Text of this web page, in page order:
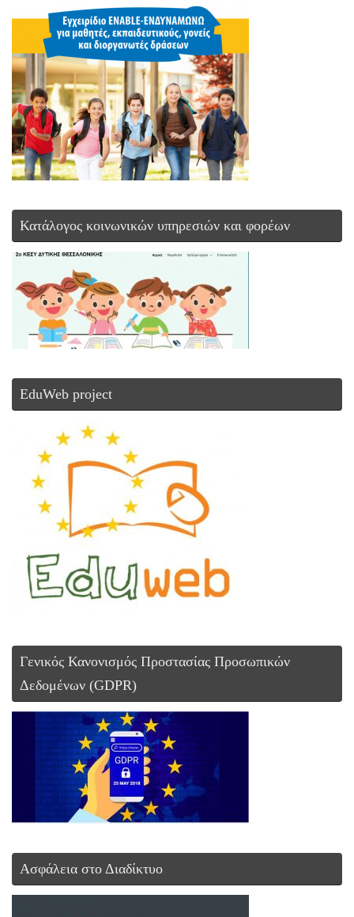
Κατάλογος κοινωνικών υπηρεσιών και φορέων
EduWeb project
Γενικός Κανονισμός Προστασίας Προσωπικών
Δεδομένων (GDPR)
Ασφάλεια στο Διαδίκτυο